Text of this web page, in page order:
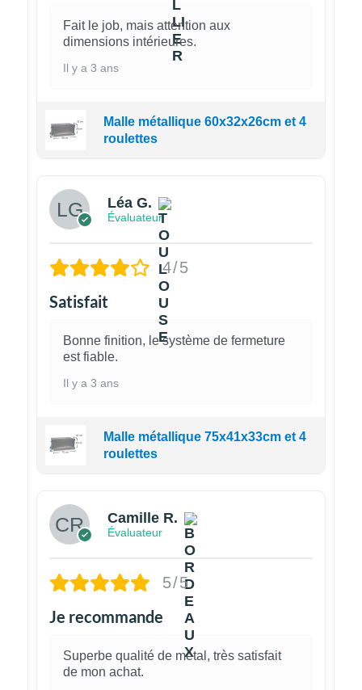
Fait le job, mais attention aux
dimensions intérieures.
Il y a 3 ans
Malle métallique 60x32x26cm et 4
roulettes
Léa G.
Évaluateur
4/5
Satisfait
Bonne finition, le système de fermeture
est fiable.
Il y a 3 ans
Malle métallique 75x41x33cm et 4
roulettes
Camille R.
Évaluateur
5/5
Je recommande
Superbe qualité de métal, très satisfait
de mon achat.